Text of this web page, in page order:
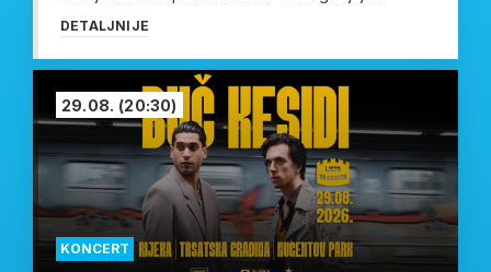
DETALJNIJE
KONCERT
29.08. (20:30)